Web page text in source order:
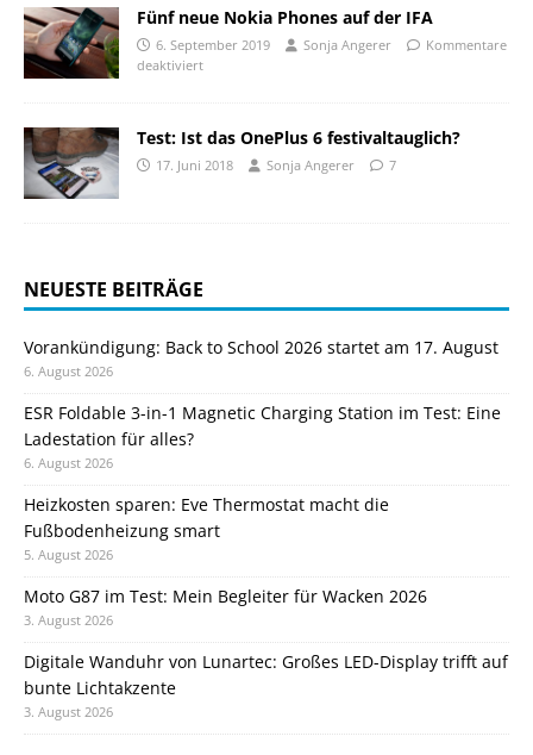
Fünf neue Nokia Phones auf der IFA
6. September 2019 Sonja Angerer
Kommentare
deaktiviert
Test: Ist das OnePlus 6 festivaltauglich?
17. Juni 2018 Sonja Angerer 7
NEUESTE BEITRÄGE
Vorankündigung: Back to School 2026 startet am 17. August
6. August 2026
ESR Foldable 3-in-1 Magnetic Charging Station im Test: Eine
Ladestation für alles?
6. August 2026
Heizkosten sparen: Eve Thermostat macht die
Fußbodenheizung smart
5. August 2026
Moto G87 im Test: Mein Begleiter für Wacken 2026
3. August 2026
Digitale Wanduhr von Lunartec: Großes LED-Display trifft auf
bunte Lichtakzente
3. August 2026